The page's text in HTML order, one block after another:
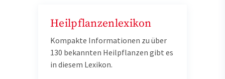
Heilpflanzenlexikon
Kompakte Informationen zu über
130 bekannten Heilpflanzen gibt es
in diesem Lexikon.